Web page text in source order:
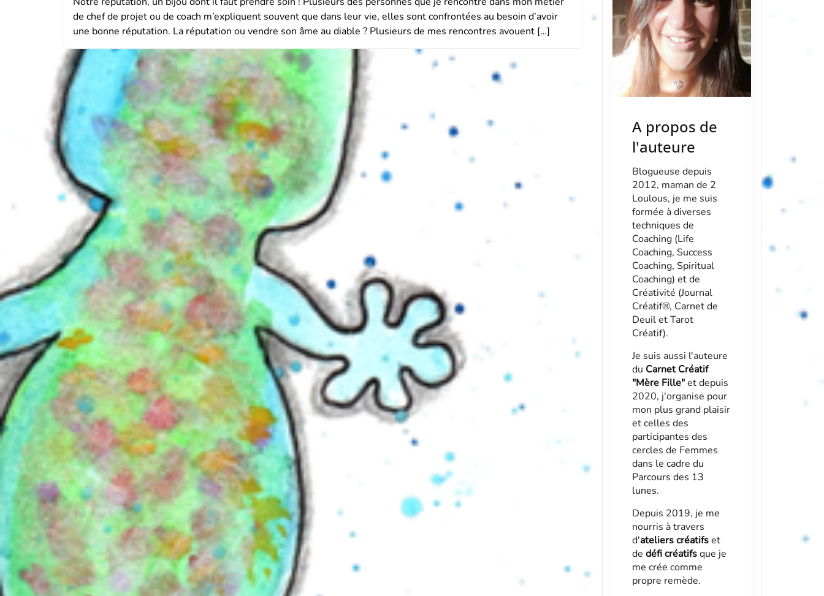
de chef de projet ou de coach m’expliquent souvent que dans leur vie, elles sont confrontées au besoin d’avoir
une bonne réputation. La réputation ou vendre son âme au diable ? Plusieurs de mes rencontres avouent […]
A propos de
l'auteure
Blogueuse depuis
2012, maman de 2
Loulous, je me suis
formée à diverses
techniques de
Coaching (Life
Coaching, Success
Coaching, Spiritual
Coaching) et de
Créativité (Journal
Créatif®, Carnet de
Deuil et Tarot
Créatif).
Je suis aussi l'auteure
du Carnet Créatif
"Mère Fille"et depuis
2020, j'organise pour
mon plus grand plaisir
et celles des
participantes des
cercles de Femmes
dans le cadre du
Parcours des 13
lunes.
Depuis 2019, je me
nourris à travers
d'ateliers créatifset
de défi créatifsque je
me crée comme
propre remède.